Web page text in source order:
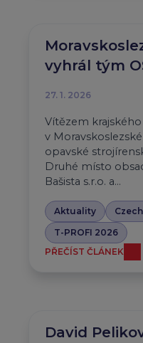
vyhrál tým
27. 1. 2026
Vítězem
v
opavské
Druhé místo
Bašista s.r.o. a…
Aktuality
T-PROFI 2026
PŘEČÍST ČLÁNEK
David